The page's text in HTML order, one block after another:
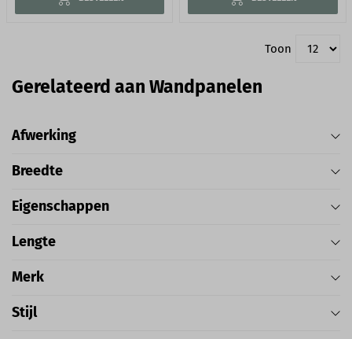
Toon
Gerelateerd aan Wandpanelen
Afwerking
Breedte
Eigenschappen
Lengte
Merk
Stijl